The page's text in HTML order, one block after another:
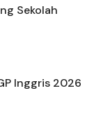
Sekolah
Inggris 2026